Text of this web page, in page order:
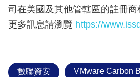
司在美國及其他管轄區的註冊商
更多訊息請瀏覽 https://
數聯資安 VMware Carbon